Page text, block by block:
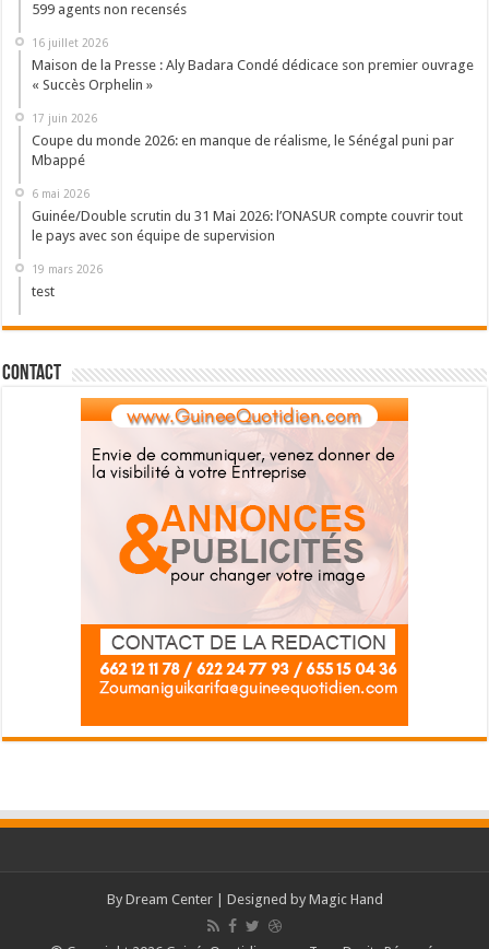
599 agents non recensés
16 juillet 2026
Maison de la Presse : Aly Badara Condé dédicace son premier ouvrage
« Succès Orphelin »
17 juin 2026
Coupe du monde 2026: en manque de réalisme, le Sénégal puni par
Mbappé
6 mai 2026
Guinée/Double scrutin du 31 Mai 2026: l’ONASUR compte couvrir tout
le pays avec son équipe de supervision
19 mars 2026
test
Contact
By Dream Center| Designed by Magic Hand